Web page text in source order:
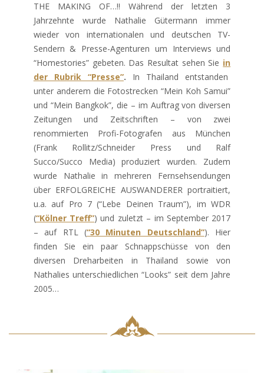
THE MAKING OF…!! Während der letzten 3
Jahrzehnte wurde Nathalie Gütermann immer
wieder von internationalen und deutschen TV-
Sendern & Presse-Agenturen um Interviews und
“Homestories” gebeten. Das Resultat sehen Sie in
der Rubrik “Presse”. In Thailand entstanden
unter anderem die Fotostrecken “Mein Koh Samui”
und “Mein Bangkok”, die – im Auftrag von diversen
Zeitungen und Zeitschriften – von zwei
renommierten Profi-Fotografen aus München
(Frank Rollitz/Schneider Press und Ralf
Succo/Succo Media) produziert wurden. Zudem
wurde Nathalie in mehreren Fernsehsendungen
über ERFOLGREICHE AUSWANDERER portraitiert,
u.a. auf Pro 7 (“Lebe Deinen Traum”), im WDR
(“Kölner Treff”) und zuletzt – im September 2017
– auf RTL (“30 Minuten Deutschland”). Hier
finden Sie ein paar Schnappschüsse von den
diversen Dreharbeiten in Thailand sowie von
Nathalies unterschiedlichen “Looks” seit dem Jahre
2005…